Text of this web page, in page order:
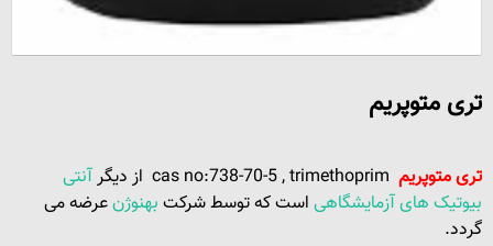
تری متوپریم
تری متوپریم
آنتی
بیوتیک های آزمایشگاهی است که توسط شرکت بهنوژنعرضه می
گردد.